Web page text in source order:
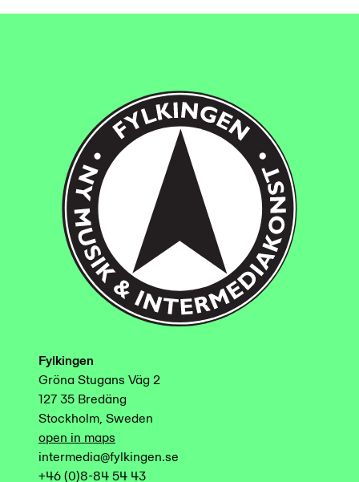
Fylkingen
Gröna Stugans Väg 2
127 35 Bredäng
Stockholm, Sweden
open in maps
intermedia@fylkingen.se
+46 (0)8-84 54 43